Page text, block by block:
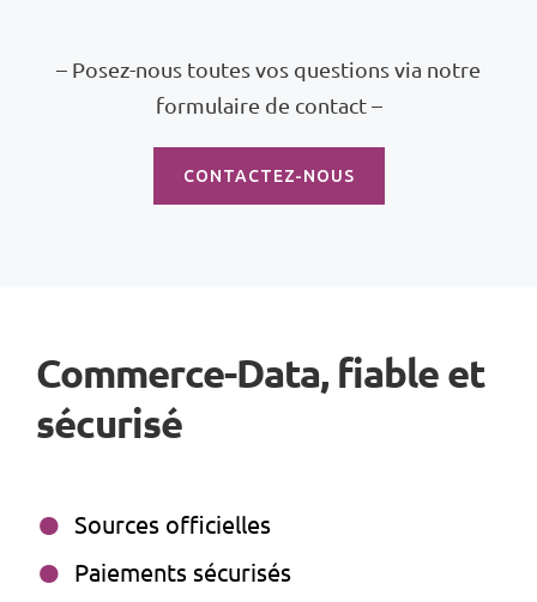
– Posez-nous toutes vos questions via notre
formulaire de contact –
CONTACTEZ-NOUS
Commerce-Data, fiable et
sécurisé
Sources officielles
Paiements sécurisés